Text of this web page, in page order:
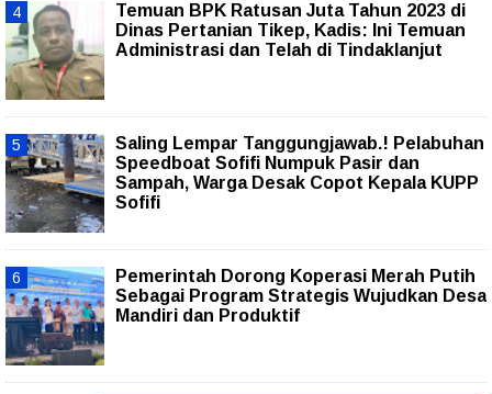
Temuan BPK Ratusan Juta Tahun 2023 di
Dinas Pertanian Tikep, Kadis: Ini Temuan
Administrasi dan Telah di Tindaklanjut
Saling Lempar Tanggungjawab.! Pelabuhan
Speedboat Sofifi Numpuk Pasir dan
Sampah, Warga Desak Copot Kepala KUPP
Sofifi
Pemerintah Dorong Koperasi Merah Putih
Sebagai Program Strategis Wujudkan Desa
Mandiri dan Produktif